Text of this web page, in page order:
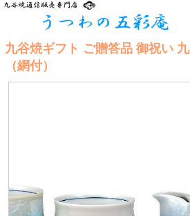
九谷焼ギフト ご贈答品 御祝い
（網付）